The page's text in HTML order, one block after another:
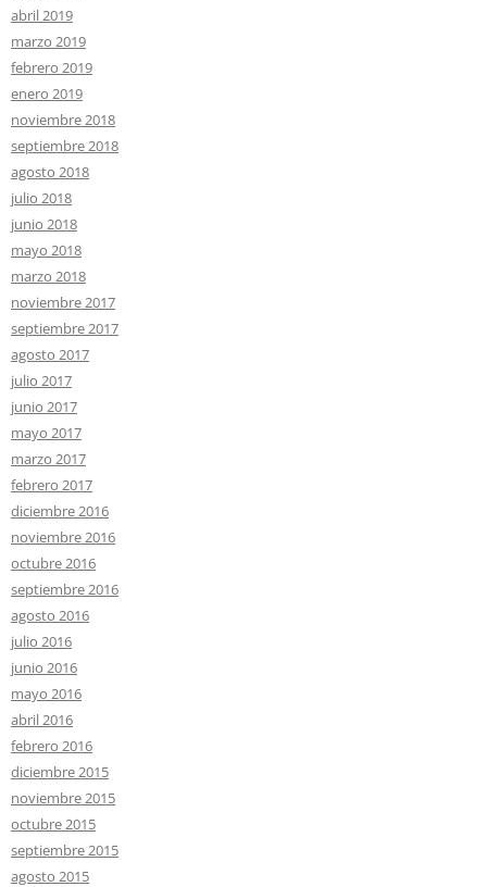
abril 2019
marzo 2019
febrero 2019
enero 2019
noviembre 2018
septiembre 2018
agosto 2018
julio 2018
junio 2018
mayo 2018
marzo 2018
noviembre 2017
septiembre 2017
agosto 2017
julio 2017
junio 2017
mayo 2017
marzo 2017
febrero 2017
diciembre 2016
noviembre 2016
octubre 2016
septiembre 2016
agosto 2016
julio 2016
junio 2016
mayo 2016
abril 2016
febrero 2016
diciembre 2015
noviembre 2015
octubre 2015
septiembre 2015
agosto 2015